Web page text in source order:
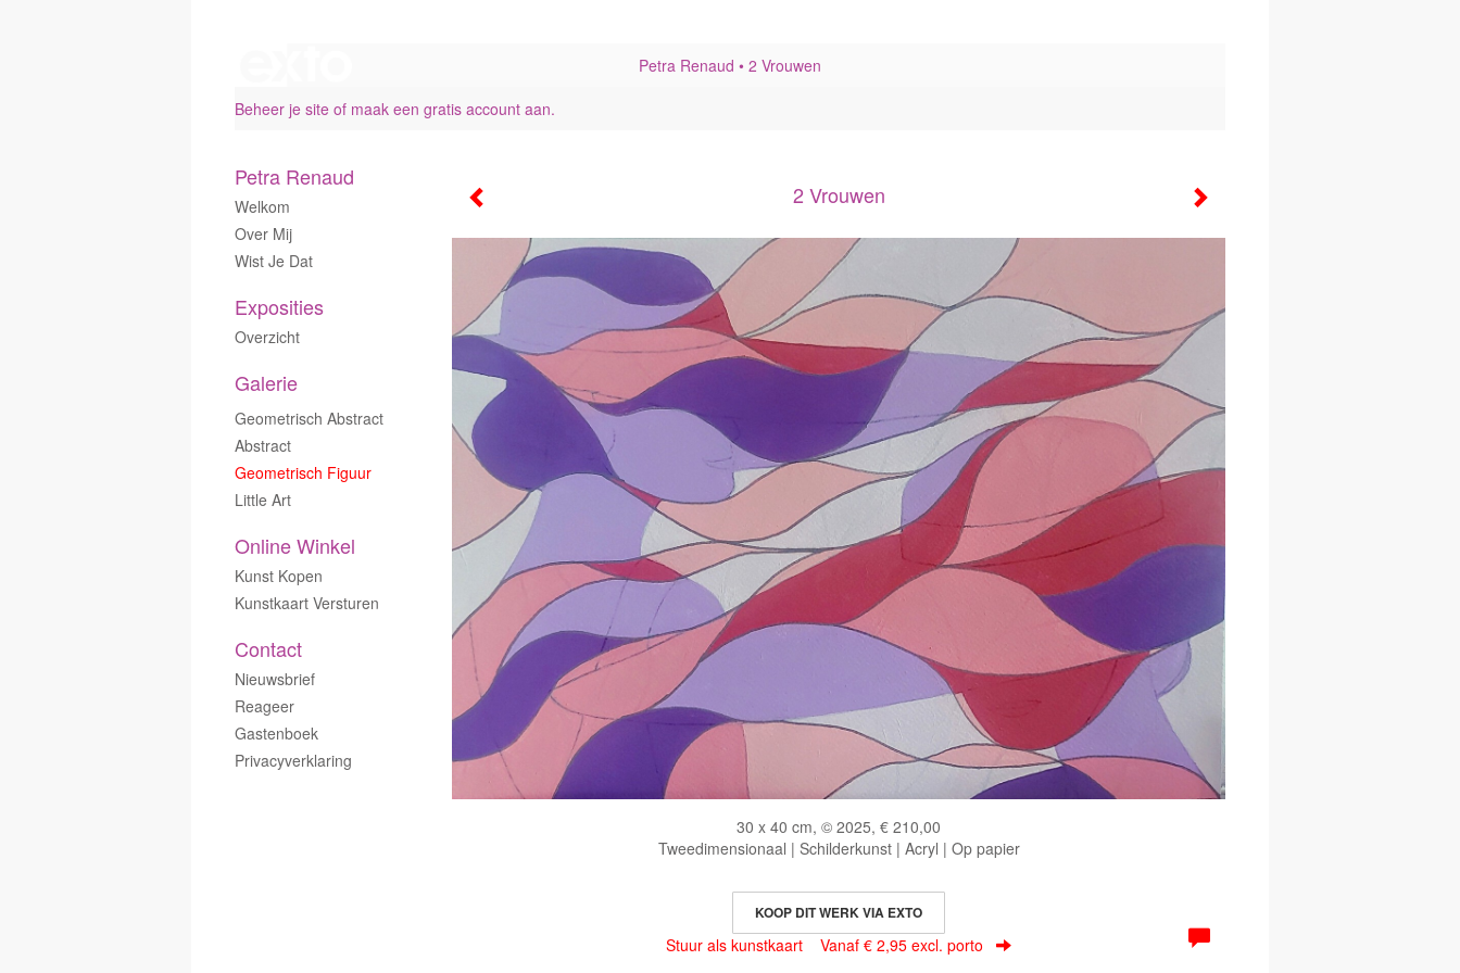
Petra Renaud
2 Vrouwen
Beheer je site of maak een gratis account aan.
2 Vrouwen
30 x 40 cm, © 2025, € 210,00
Tweedimensionaal | Schilderkunst | Acryl | Op papier
KOOP DIT WERK VIA EXTO
Stuur als kunstkaart Vanaf € 2,95 excl. porto
Petra Renaud
Welkom
Over Mij
Wist Je Dat
Exposities
Overzicht
Galerie
Geometrisch Abstract
Abstract
Geometrisch Figuur
Little Art
Online Winkel
Kunst Kopen
Kunstkaart Versturen
Contact
Nieuwsbrief
Reageer
Gastenboek
Privacyverklaring